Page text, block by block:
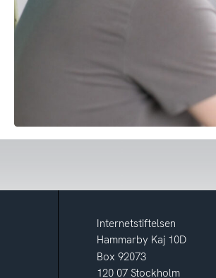
Internetstiftelsen
Hammarby Kaj 10D
Box 92073
120 07 Stockholm